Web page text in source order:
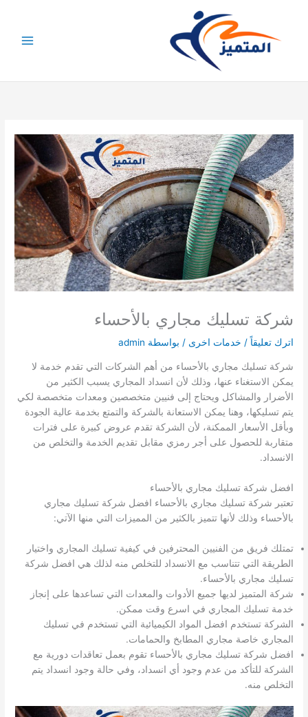
المحتوى
شركة تسليك مجاري بالأحساء
اترك تعليقاً / خدمات اخرى / بواسطة admin
شركة تسليك مجاري بالأحساء من أهم الشركات التي تقدم خدمة لا
يمكن الاستغناء عنها، وذلك لأن انسداد المجاري يسبب الكثير من
الأضرار والمشاكل ويحتاج إلى فنيين متخصصين ومعدات متخصصة لكي
يتم تسليكها، وهنا يمكن الاستعانة بالشركة والتمتع بخدمة عالية الجودة
وبأقل الأسعار الممكنة، لأن الشركة تقدم عروض كبيرة على فترات
متقاربة للحصول على أجر رمزي مقابل تقديم الخدمة والتخلص من
الانسداد.
افضل شركة تسليك مجاري بالأحساء
تعتبر شركة تسليك مجاري بالأحساء افضل شركة تسليك مجاري
بالأحساء وذلك لأنها تتميز بالكثير من المميزات التي منها الآتي:
تمتلك فريق من الفنيين المحترفين في كيفية تسليك المجاري واختيار
الطريقة التي تتناسب مع الانسداد للتخلص منه لذلك هي افضل شركة
تسليك مجاري بالأحساء.
شركة المتميز لديها جميع الأدوات والمعدات التي تساعدها على إنجاز
خدمة تسليك المجاري في اسرع وقت ممكن.
الشركة تستخدم افضل المواد الكيميائية التي تستخدم في تسليك
المجاري خاصة مجاري المطابخ والحمامات.
افضل شركة تسليك مجاري بالأحساء تقوم بعمل تعاقدات دورية مع
الشركة للتأكد من عدم وجود أي انسداد، وفي حالة وجود انسداد يتم
التخلص منه.